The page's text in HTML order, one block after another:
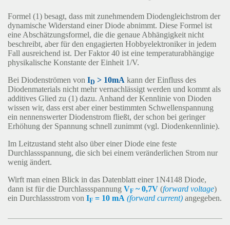
Formel (1) besagt, dass mit zunehmendem Diodengleichstrom der
dynamische Widerstand einer Diode abnimmt. Diese Formel ist
eine Abschätzungsformel, die die genaue Abhängigkeit nicht
beschreibt, aber für den engagierten Hobbyelektroniker in jedem
Fall ausreichend ist. Der Faktor 40 ist eine temperaturabhängige
physikalische Konstante der Einheit 1/V.
Bei Diodenströmen von ID > 10mA kann der Einfluss des
Diodenmaterials nicht mehr vernachlässigt werden und kommt als
additives Glied zu (1) dazu. Anhand der Kennlinie von Dioden
wissen wir, dass erst aber einer bestimmten Schwellenspannung
ein nennenswerter Diodenstrom fließt, der schon bei geringer
Erhöhung der Spannung schnell zunimmt (vgl. Diodenkennlinie).
Im Leitzustand steht also über einer Diode eine feste
Durchlassspannung, die sich bei einem veränderlichen Strom nur
wenig ändert.
Wirft man einen Blick in das Datenblatt einer 1N4148 Diode,
dann ist für die Durchlassspannung VF ~ 0,7V (forward voltage)
ein Durchlassstrom von IF = 10 mA (forward current) angegeben.